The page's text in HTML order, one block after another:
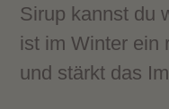
Sirup kannst du
ist im Winter ein
und stärkt das